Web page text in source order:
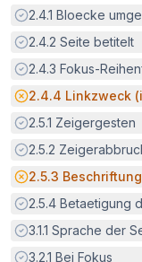
Erfüllt:
2.4.1 Bloecke
Erfüllt:
2.4.2 Seite betitelt
Erfüllt:
2.4.3 Fokus-
Potenzielle
2.4.4 Linkzweck
Erfüllt:
2.5.1 Zeigergesten
Erfüllt:
2.5.2
Potenzielle
2.5.3
Erfüllt:
2.5.4 Betaetigung
Erfüllt:
3.1.1 Sprache der
Erfüllt:
3.2.1 Bei Fokus